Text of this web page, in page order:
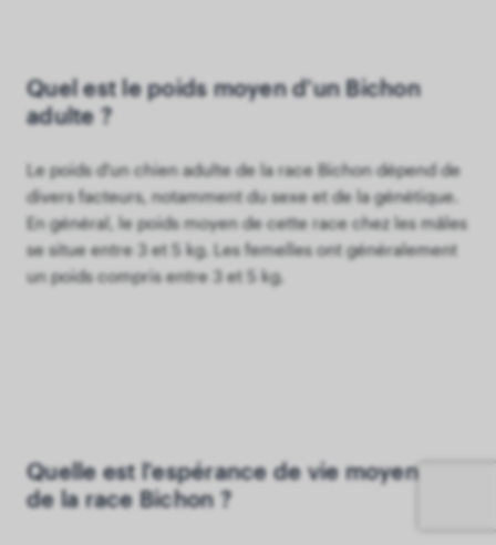
Quel est le poids moyen d'un Bichon
adulte ?
Le poids d'un chien adulte de la race Bichon dépend de
divers facteurs, notamment du sexe et de la génétique.
En général, le poids moyen de cette race chez les mâles
se situe entre 3 et 5 kg. Les femelles ont généralement
un poids compris entre 3 et 5 kg.
Quelle est l'espérance de vie moyenne
de la race Bichon ?